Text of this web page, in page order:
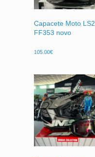
Capacete Moto LS2
FF353 novo
105.00€